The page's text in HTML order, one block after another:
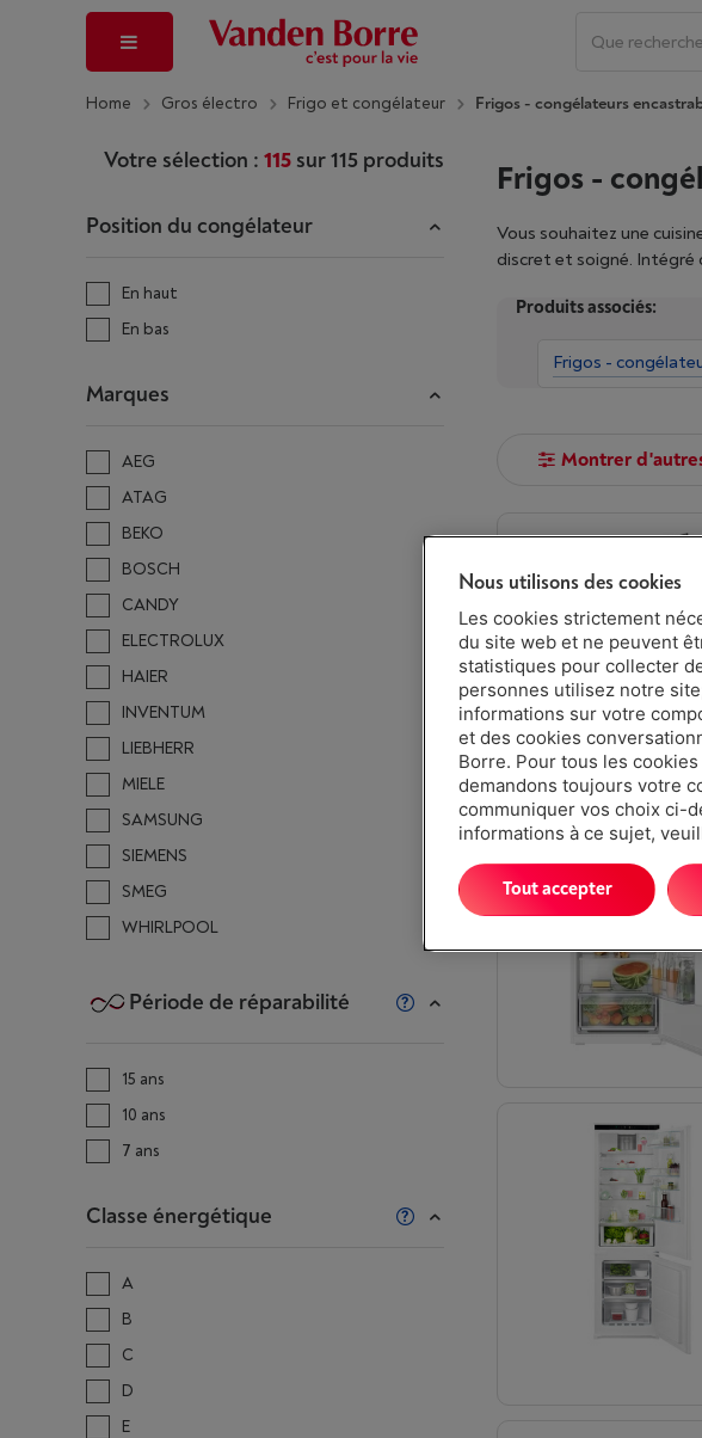
Home Gros électro Frigo et congélateur Frigos - congélateurs
Votre sélection : 115sur115 produits
Position du congélateur
En haut
En bas
Marques
AEG
ATAG
BEKO
BOSCH
CANDY
ELECTROLUX
HAIER
INVENTUM
LIEBHERR
MIELE
SAMSUNG
SIEMENS
SMEG
WHIRLPOOL
Période de réparabilité
15 ans
10 ans
7 ans
Classe énergétique
A
B
C
D
E
Frigos -
Vous souhaitez une
discret et soigné. Intégré
température ou encore
maintenant, votre frigo
Produits associés:
Frigos -
Montrer
Nous utilisons des cookies
Les cookies strictement
du site web et ne peuvent
statistiques pour collecter
personnes utilisez notre
informations sur votre
et des cookies
Borre. Pour tous les
demandons toujours votre
communiquer vos choix ci-
informations à ce sujet,
Tout accepter